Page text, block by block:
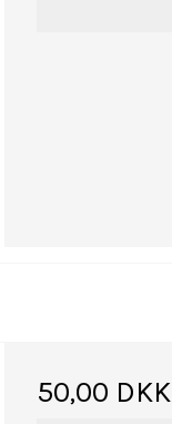
50,00 DKK